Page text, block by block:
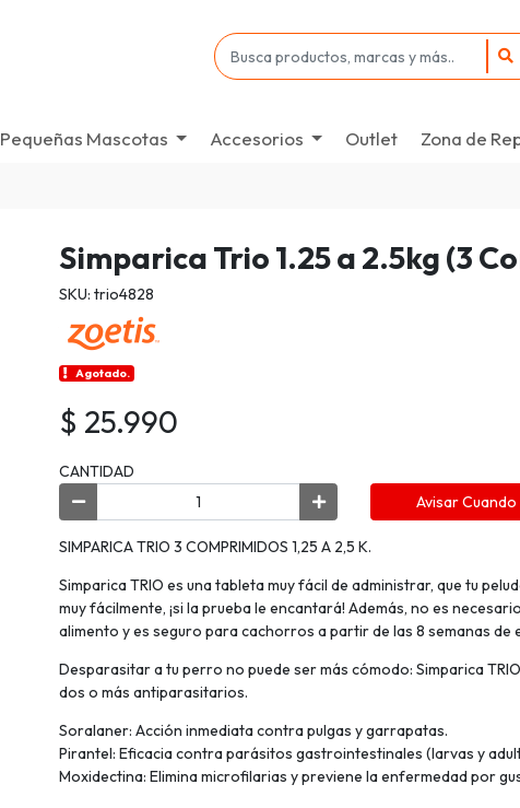
Pequeñas Mascotas Accesorios Outlet Zona de
Simparica Trio 1.25 a 2.5kg (3
SKU: trio4828
Agotado.
$ 25.990
CANTIDAD
Avisar
SIMPARICA TRIO 3 COMPRIMIDOS 1,25 A 2,5 K.
Simparica TRIO es una tableta muy fácil de administrar, que tu
muy fácilmente, ¡si la prueba le encantará! Además, no es
alimento y es seguro para cachorros a partir de las 8 semanas de
Desparasitar a tu perro no puede ser más cómodo: Simparica
dos o más antiparasitarios.
Soralaner: Acción inmediata contra pulgas y garrapatas.
Pirantel: Eficacia contra parásitos gastrointestinales (larvas y
Moxidectina: Elimina microfilarias y previene la enfermedad por